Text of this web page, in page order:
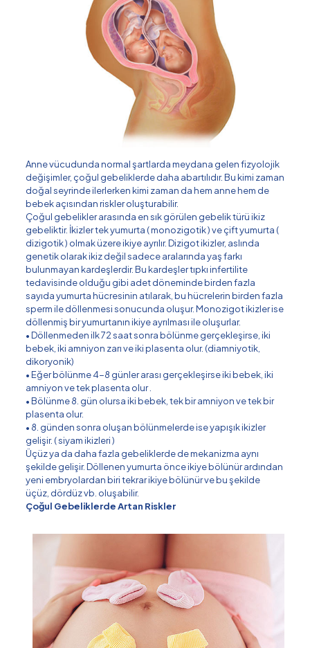
Anne vücudunda normal şartlarda meydana gelen fizyolojik
değişimler, çoğul gebeliklerde daha abartılıdır. Bu kimi zaman
doğal seyrinde ilerlerken kimi zaman da hem anne hem de
bebek açısından riskler oluşturabilir.
Çoğul gebelikler arasında en sık görülen gebelik türü ikiz
gebeliktir. İkizler tek yumurta ( monozigotik ) ve çift yumurta (
dizigotik ) olmak üzere ikiye ayrılır. Dizigot ikizler, aslında
genetik olarak ikiz değil sadece aralarında yaş farkı
bulunmayan kardeşlerdir. Bu kardeşler tıpkı infertilite
tedavisinde olduğu gibi adet döneminde birden fazla
sayıda yumurta hücresinin atılarak, bu hücrelerin birden fazla
sperm ile döllenmesi sonucunda oluşur. Monozigot ikizler ise
döllenmiş bir yumurtanın ikiye ayrılması ile oluşurlar.
• Döllenmeden ilk 72 saat sonra bölünme gerçekleşirse, iki
bebek, iki amniyon zarı ve iki plasenta olur. (diamniyotik,
dikoryonik)
• Eğer bölünme 4-8 günler arası gerçekleşirse iki bebek, iki
amniyon ve tek plasenta olur .
• Bölünme 8. gün olursa iki bebek, tek bir amniyon ve tek bir
plasenta olur.
• 8. günden sonra oluşan bölünmelerde ise yapışık ikizler
gelişir. ( siyam ikizleri )
Üçüz ya da daha fazla gebeliklerde de mekanizma aynı
şekilde gelişir. Döllenen yumurta önce ikiye bölünür ardından
yeni embryolardan biri tekrar ikiye bölünür ve bu şekilde
üçüz, dördüz vb. oluşabilir.
Çoğul Gebeliklerde Artan Riskler